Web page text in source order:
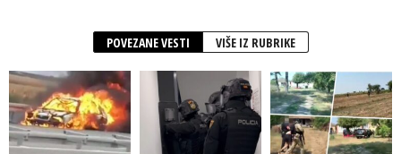
POVEZANE VESTI VIŠE IZ RUBRIKE